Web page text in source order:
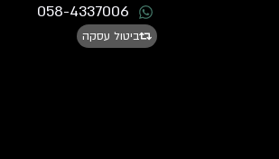
058-4337006
ביטול עסקה